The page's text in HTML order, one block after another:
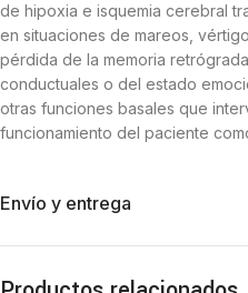
de hipoxia e isquemia cerebral
en situaciones de mareos,
pérdida de la memoria
conductuales o del estado
otras funciones basales que
funcionamiento del paciente
Envío y entrega